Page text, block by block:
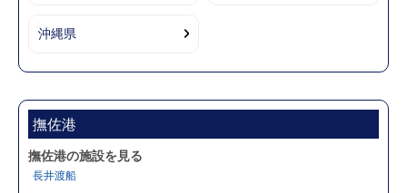
沖縄県
撫佐港
撫佐港の施設を見る
長井渡船